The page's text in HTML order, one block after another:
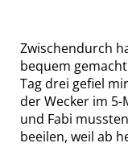
Zwischendurch
bequem
Tag drei gefiel
der Wecker im
und Fabi
beeilen, weil ab